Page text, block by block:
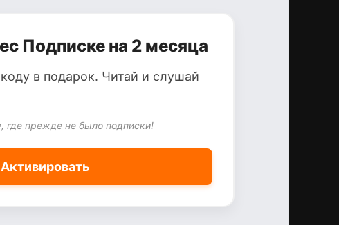
Подписке на 2 месяца
в подарок. Читай и слушай
где прежде не было подписки!
Активировать